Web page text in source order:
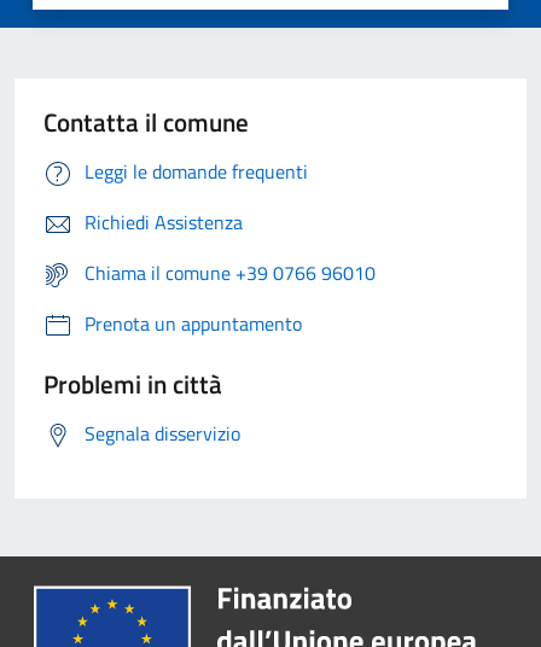
Contatta il comune
Leggi le domande frequenti
Richiedi Assistenza
Chiama il comune +39 0766 96010
Prenota un appuntamento
Problemi in città
Segnala disservizio